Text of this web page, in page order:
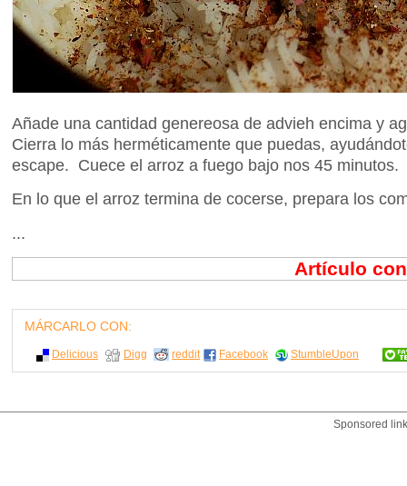
Añade una cantidad genereosa de advieh encima y
Cierra lo más herméticamente que puedas,
escape. Cuece el arroz a fuego bajo nos 45 minutos.
En lo que el arroz termina de cocerse, prepara los
...
Artículo
MÁRCARLO CON:
Delicious Digg reddit Facebook StumbleUpon
Sponsored